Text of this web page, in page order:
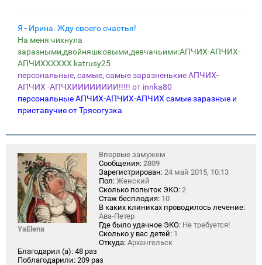
Я - Ирина. Жду своего счастья!
На меня чихнула
заразными,двойняшковыми,девчачьими:АПЧИХ-АПЧИХ-
АПЧИХХХХХХ katrusy25
персональные, самые, самые заразненькие АПЧИХ-
АПЧИХ -АПЧХИИИИИИИИ!!!!! от innka80
персональные АПЧИХ-АПЧИХ-АПЧИХ самые заразные и
приставучие от Трясогузка
YaElena
Впервые замужем
Сообщения: 2809
Зарегистрирован: 24 май 2015, 10:13
Пол: Женский
Сколько попыток ЭКО: 2
Стаж бесплодия: 10
В каких клиниках проводилось лечение:
Ава-Петер
Где было удачное ЭКО: Не требуется!
Сколько у вас детей: 1
Откуда: Архангельск
Благодарил (а): 48 раз
Поблагодарили: 209 раз